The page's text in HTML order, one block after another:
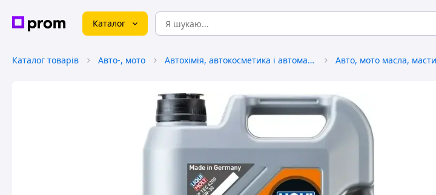
Каталог
Каталог товарів Авто-, мото Автохімія, автокосметика і автомастила